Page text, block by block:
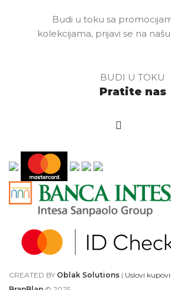
Budi u toku sa
kolekcijama, prijavi se na
BUDI U TOKU
Pratite nas
CREATED BY Oblak Solutions | Uslovi